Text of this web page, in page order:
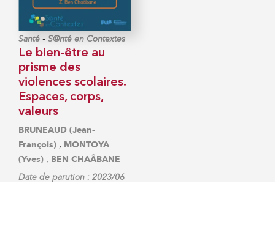
Santé - S@nté en Contextes
Le bien-être au
prisme des
violences scolaires.
Espaces, corps,
valeurs
BRUNEAUD (Jean-
François) , MONTOYA
(Yves) , BEN CHAÂBANE
Date de parution : 2023/06